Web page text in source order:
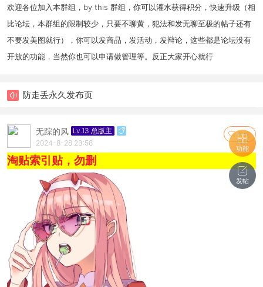
欢迎各位加入本群组，by this 群组，你可以灌水获得积分，快速升级（相
比论坛，本群组的限制较少，只要不聊黄，犯法和发无聊至极的帖子还有
不要发美图就行），你可以发商品，发活动，发辩论，这些都是论坛没有
开放的功能，当然你也可以申请做管理等。反正大家开心就行
防走丢永久发布页
关注
无踪的风 Lv.13 总版主
2024-8-28 23:58
淘贴索引贴，勿删
功能
发帖